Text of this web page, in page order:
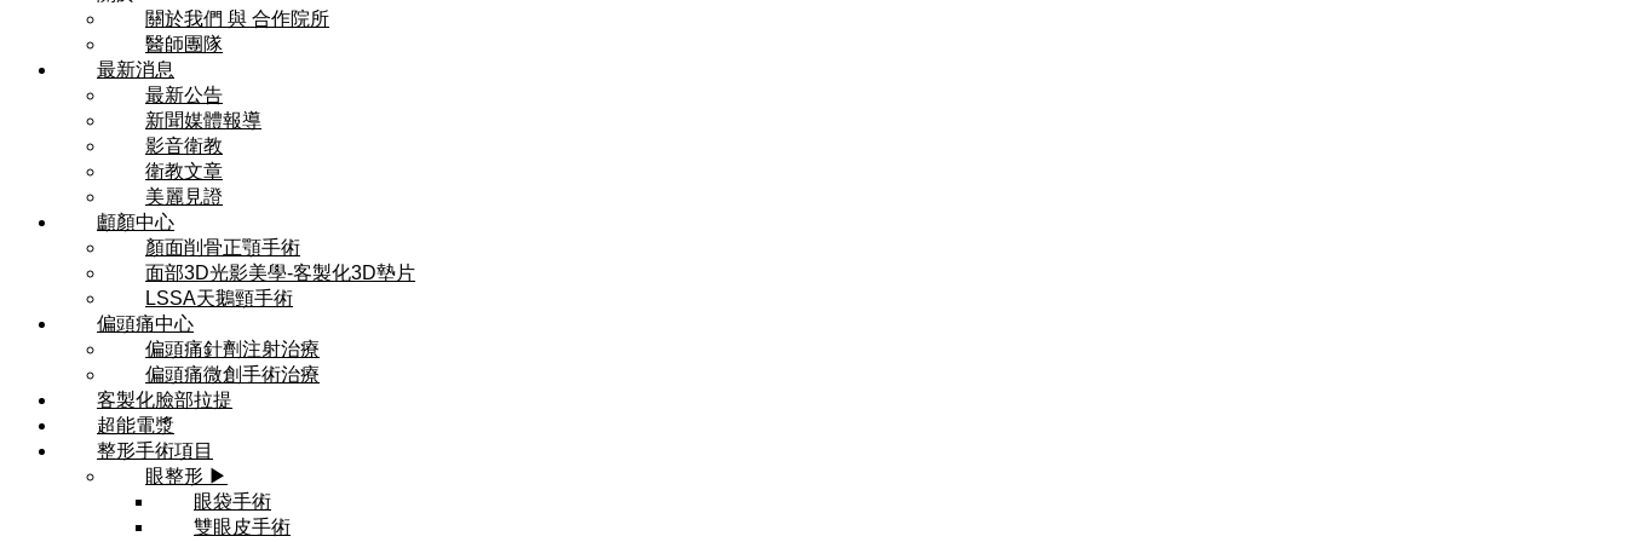
關於我們 與 合作院所
醫師團隊
最新消息
最新公告
新聞媒體報導
影音衛教
衛教文章
美麗見證
顱顏中心
顏面削骨正顎手術
面部3D光影美學-客製化3D墊片
LSSA天鵝頸手術
偏頭痛中心
偏頭痛針劑注射治療
偏頭痛微創手術治療
客製化臉部拉提
超能電漿
整形手術項目
眼整形 ▶
眼袋手術
雙眼皮手術